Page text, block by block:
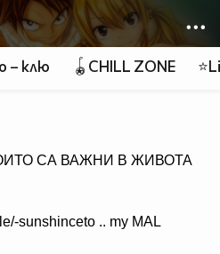
– клю 🪀CHILL ZONE
СА ВАЖНИ В ЖИВОТА
sunshinceto .. my MAL